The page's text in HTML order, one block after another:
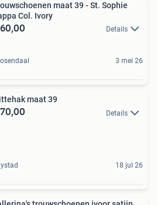
maat 39 - St. Sophie
Col. Ivory
Details
3 mei 26
maat 39
Details
18 jul 26